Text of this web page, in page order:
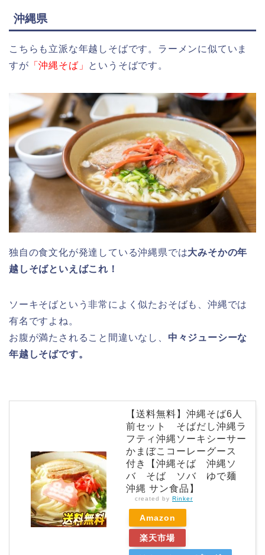
沖縄県
こちらも立派な年越しそばです。ラーメンに似ていま
すが 「沖縄そば」 というそばです。
独自の食文化が発達している沖縄県では大みそかの年
越しそばといえばこれ！
ソーキそばという非常によく似たおそばも、沖縄では
有名ですよね。
お腹が満たされること間違いなし、 中々ジューシーな
年越しそばです。
【送料無料】沖縄そば6人
前セット そばだし沖縄ラ
フティ沖縄ソーキシーサー
かまぼこコーレーグース
付き【沖縄そば 沖縄ソ
バ そば ソバ ゆで麺
沖縄 サン食品】
created by Rinker
Amazon
楽天市場